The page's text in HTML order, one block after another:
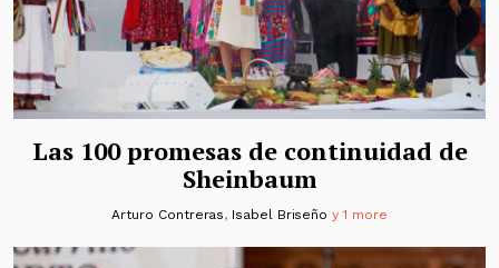
Las 100 promesas de continuidad de
Sheinbaum
Arturo Contreras, Isabel Briseño y 1 more